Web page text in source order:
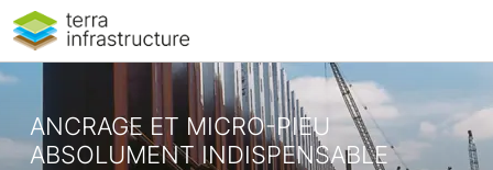
ANCRAGE ET MICRO-PIEU
ABSOLUMENT INDISPENSABLE